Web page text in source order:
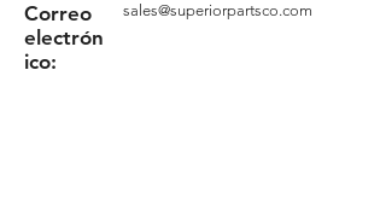
Correo
electrón
ico:
sales@superiorpartsco.com